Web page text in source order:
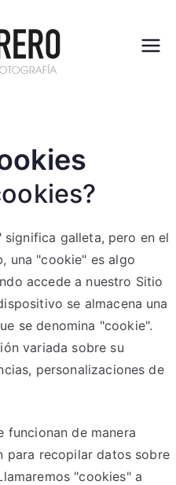
galleta, pero en el
una "cookie" es algo
accede a nuestro Sitio
se almacena una
se denomina "cookie".
variada sobre su
personalizaciones de
funcionan de manera
para recopilar datos sobre
"cookies" a